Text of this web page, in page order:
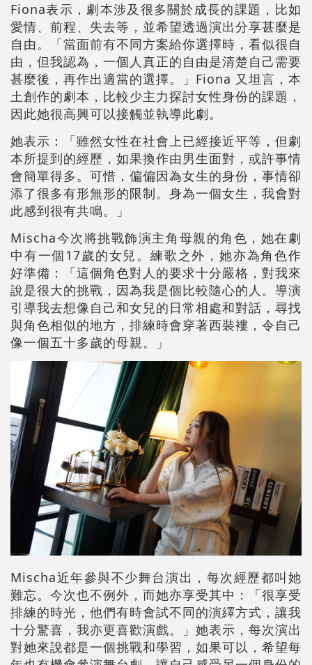
Fiona表示，劇本涉及很多關於成長的課題，比如
愛情、前程、失去等，並希望透過演出分享甚麼是
自由。「當面前有不同方案給你選擇時，看似很自
由，但我認為，一個人真正的自由是清楚自己需要
甚麼後，再作出適當的選擇。」Fiona 又坦言，本
土創作的劇本，比較少主力探討女性身份的課題，
因此她很高興可以接觸並執導此劇。
她表示：「雖然女性在社會上已經接近平等，但劇
本所提到的經歷，如果換作由男生面對，或許事情
會簡單得多。可惜，偏偏因為女生的身份，事情卻
添了很多有形無形的限制。身為一個女生，我會對
此感到很有共鳴。」
Mischa今次將挑戰飾演主角母親的角色，她在劇
中有一個17歲的女兒。練歌之外，她亦為角色作
好準備：「這個角色對人的要求十分嚴格，對我來
說是很大的挑戰，因為我是個比較隨心的人。導演
引導我去想像自己和女兒的日常相處和對話，尋找
與角色相似的地方，排練時會穿著西裝褸，令自己
像一個五十多歲的母親。」
Mischa近年參與不少舞台演出，每次經歷都叫她
難忘。今次也不例外，而她亦享受其中：「很享受
排練的時光，他們有時會試不同的演繹方式，讓我
十分驚喜，我亦更喜歡演戲。」她表示，每次演出
對她來說都是一個挑戰和學習，如果可以，希望每